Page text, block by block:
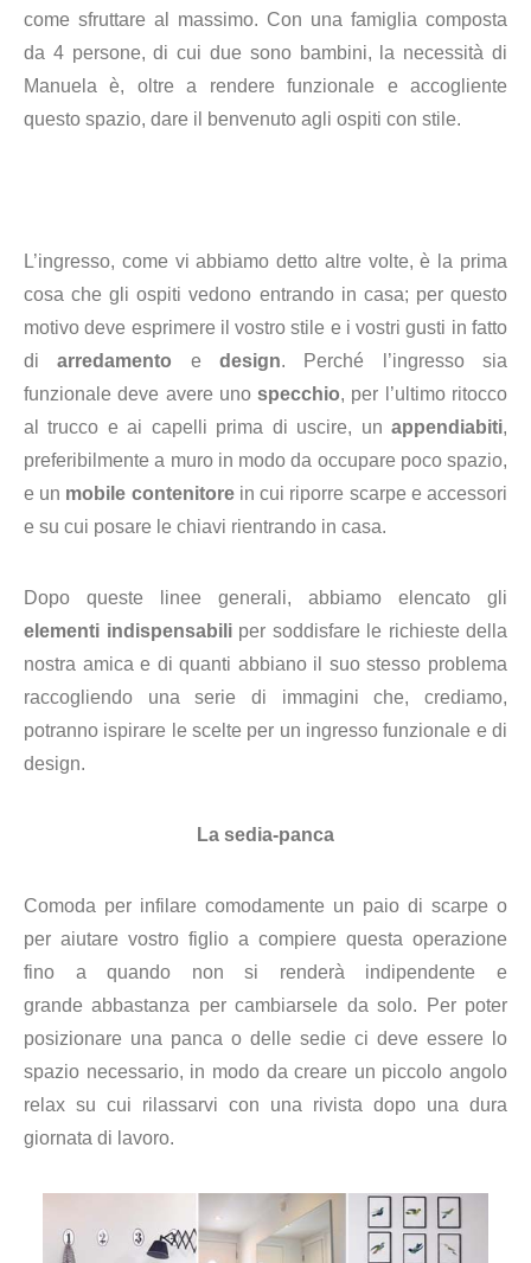
come sfruttare al massimo. Con una famiglia composta
da 4 persone, di cui due sono bambini, la necessità di
Manuela è, oltre a rendere funzionale e accogliente
questo spazio, dare il benvenuto agli ospiti con stile.
L’ingresso, come vi abbiamo detto altre volte, è la prima
cosa che gli ospiti vedono entrando in casa; per questo
motivo deve esprimere il vostro stile e i vostri gusti in fatto
diarredamento edesign. Perché l’ingresso sia
funzionale deve avere unospecchio, per l’ultimo ritocco
al trucco e ai capelli prima di uscire, un appendiabiti,
preferibilmente a muro in modo da occupare poco spazio,
e un mobile contenitorein cui riporre scarpe e accessori
e su cui posare le chiavi rientrando in casa.
Dopo queste linee generali, abbiamo elencato gli
elementi indispensabiliper soddisfare le richieste della
nostra amica e di quanti abbiano il suo stesso problema
raccogliendo una serie di immagini che, crediamo,
potranno ispirare le scelte per un ingresso funzionale e di
design.
La sedia-panca
Comoda per infilare comodamente un paio di scarpe o
per aiutare vostro figlio a compiere questa operazione
fino a quando non si renderà indipendente e
grande abbastanza per cambiarsele da solo. Per poter
posizionare una panca o delle sedie ci deve essere lo
spazio necessario, in modo da creare un piccolo angolo
relax su cui rilassarvi con una rivista dopo una dura
giornata di lavoro.